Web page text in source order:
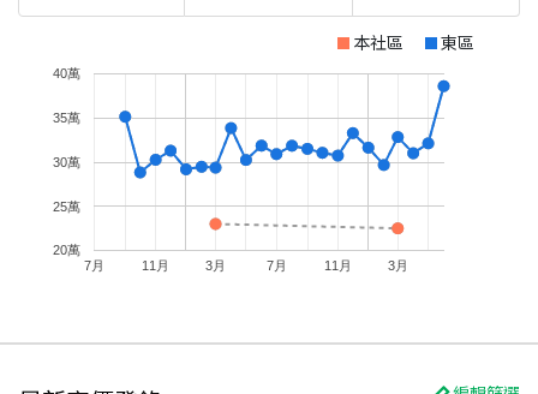
本社區 東區
7月 11月 3月 7月 11月 3月
20萬
25萬
30萬
35萬
40萬